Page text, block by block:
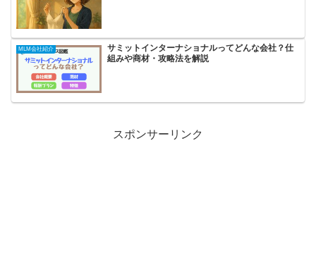
MLM会社紹介
サミットインターナショナルってどんな会社？仕
組みや商材・攻略法を解説
スポンサーリンク